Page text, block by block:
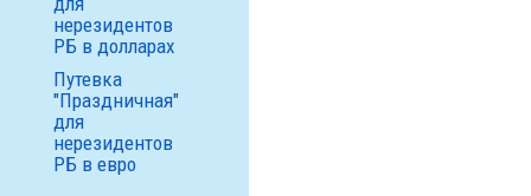
нерезидентов
РБ в долларах
Путевка
"Праздничная"
для
нерезидентов
РБ в евро